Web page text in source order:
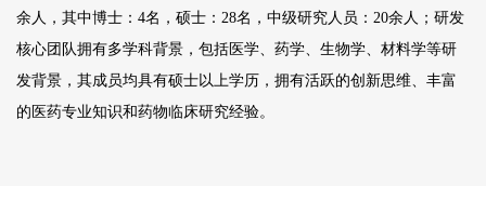
余人，其中博士：4名，硕士：28名，中级研究人员：20余人；研发
核心团队拥有多学科背景，包括医学、药学、生物学、材料学等研
发背景，其成员均具有硕士以上学历，拥有活跃的创新思维、丰富
的医药专业知识和药物临床研究经验。